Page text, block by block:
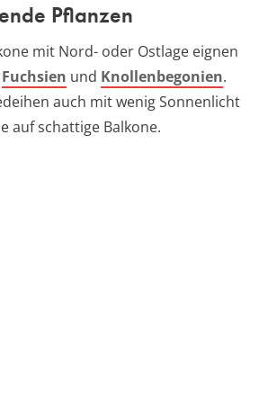
Pflanzen
mit Nord- oder Ostlage eignen
Fuchsien und Knollenbegonien.
auch mit wenig Sonnenlicht
auf schattige Balkone.